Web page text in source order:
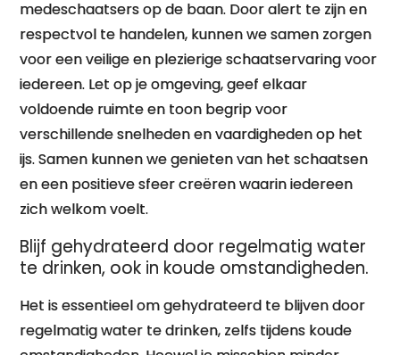
medeschaatsers op de baan. Door alert te zijn en
respectvol te handelen, kunnen we samen zorgen
voor een veilige en plezierige schaatservaring voor
iedereen. Let op je omgeving, geef elkaar
voldoende ruimte en toon begrip voor
verschillende snelheden en vaardigheden op het
ijs. Samen kunnen we genieten van het schaatsen
en een positieve sfeer creëren waarin iedereen
zich welkom voelt.
Blijf gehydrateerd door regelmatig water
te drinken, ook in koude omstandigheden.
Het is essentieel om gehydrateerd te blijven door
regelmatig water te drinken, zelfs tijdens koude